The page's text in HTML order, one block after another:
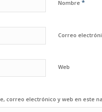
Nombre *
Correo
Web
correo electrónico y web en este